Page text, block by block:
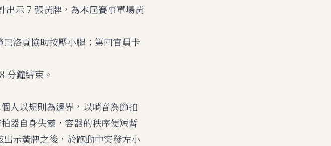
出示 7 張黃牌，為本屆賽事單場黃
洛貢協助按壓小腿；第四官員卡
分鐘結束。
人以規則為邊界，以哨音為節拍
器自身失靈，容器的秩序便短暫
示黃牌之後，於跑動中突發左小